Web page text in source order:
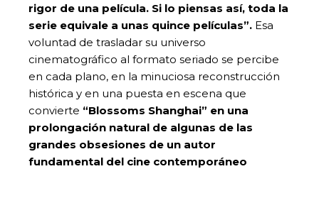
rigor de una película. Si lo piensas así, toda la
serie equivale a unas quince películas”. Esa
voluntad de trasladar su universo
cinematográfico al formato seriado se percibe
en cada plano, en la minuciosa reconstrucción
histórica y en una puesta en escena que
convierte “Blossoms Shanghai” en una
prolongación natural de algunas de las
grandes obsesiones de un autor
fundamental del cine contemporáneo